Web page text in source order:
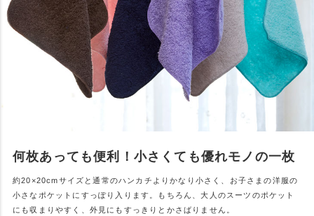
何枚あっても便利！小さくても優れモノの一枚
約20×20cmサイズと通常のハンカチよりかなり小さく、お子さまの洋服の
小さなポケットにすっぽり入ります。もちろん、大人のスーツのポケット
にも収まりやすく、外見にもすっきりとかさばりません。